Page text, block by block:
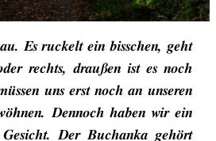
Es ruckelt ein bisschen, geht
rechts, draußen ist es noch
uns erst noch an unseren
Dennoch haben wir ein
Der Buchanka gehört